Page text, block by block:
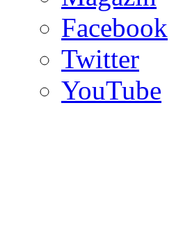
Facebook
Twitter
YouTube